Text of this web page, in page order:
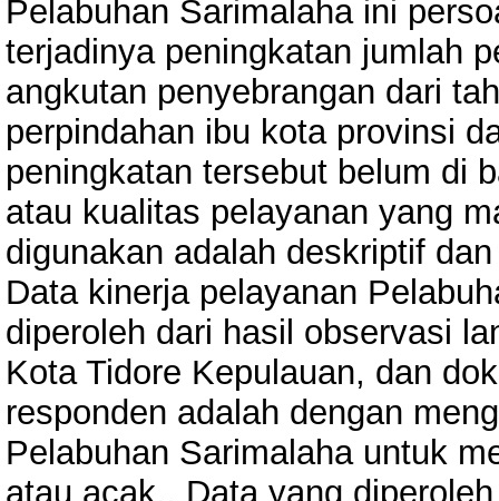
Pelabuhan Sarimalaha ini
terjadinya peningkatan jumlah
angkutan penyebrangan dari
perpindahan ibu kota provinsi
peningkatan tersebut belum di
atau kualitas pelayanan yang
digunakan adalah deskriptif
Data kinerja pelayanan
diperoleh dari hasil observasi
Kota Tidore Kepulauan, dan
responden adalah dengan
Pelabuhan Sarimalaha untuk
atau acak.. Data yang